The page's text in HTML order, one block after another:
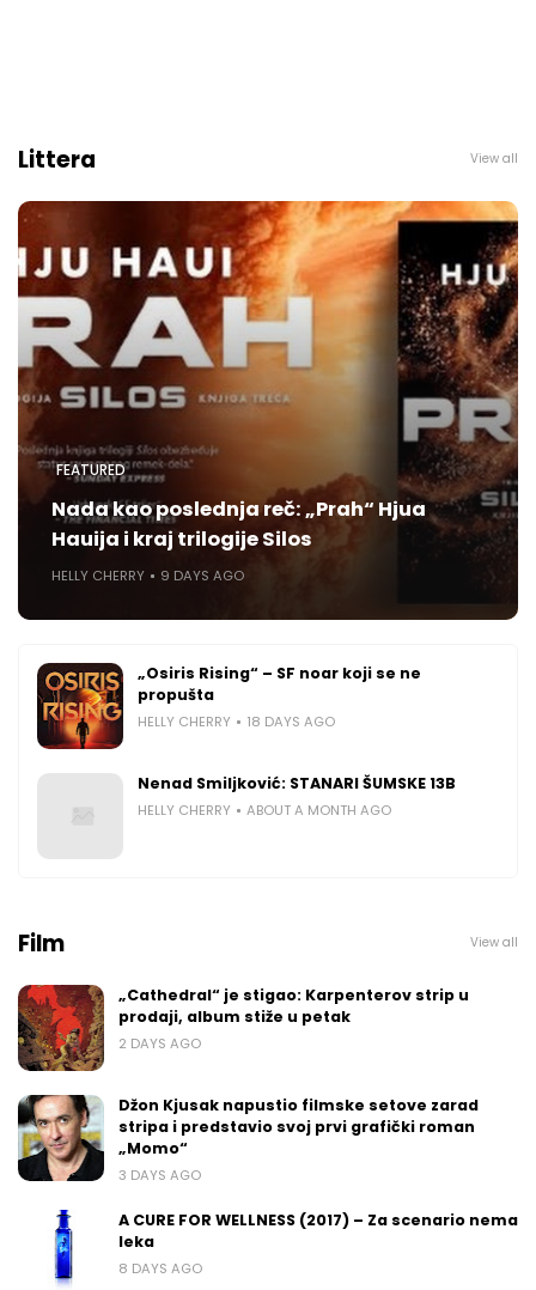
Littera View all
FEATURED
Nada kao poslednja reč: „Prah“ Hjua
Hauija i kraj trilogije Silos
HELLY CHERRY 9 DAYS AGO
„Osiris Rising“ – SF noar koji se ne
propušta
HELLY CHERRY 18 DAYS AGO
Nenad Smiljković: STANARI ŠUMSKE 13B
HELLY CHERRY ABOUT A MONTH AGO
Film View all
„Cathedral“ je stigao: Karpenterov strip u
prodaji, album stiže u petak
2 DAYS AGO
Džon Kjusak napustio filmske setove zarad
stripa i predstavio svoj prvi grafički roman
„Momo“
3 DAYS AGO
A CURE FOR WELLNESS (2017) – Za scenario nema
leka
8 DAYS AGO